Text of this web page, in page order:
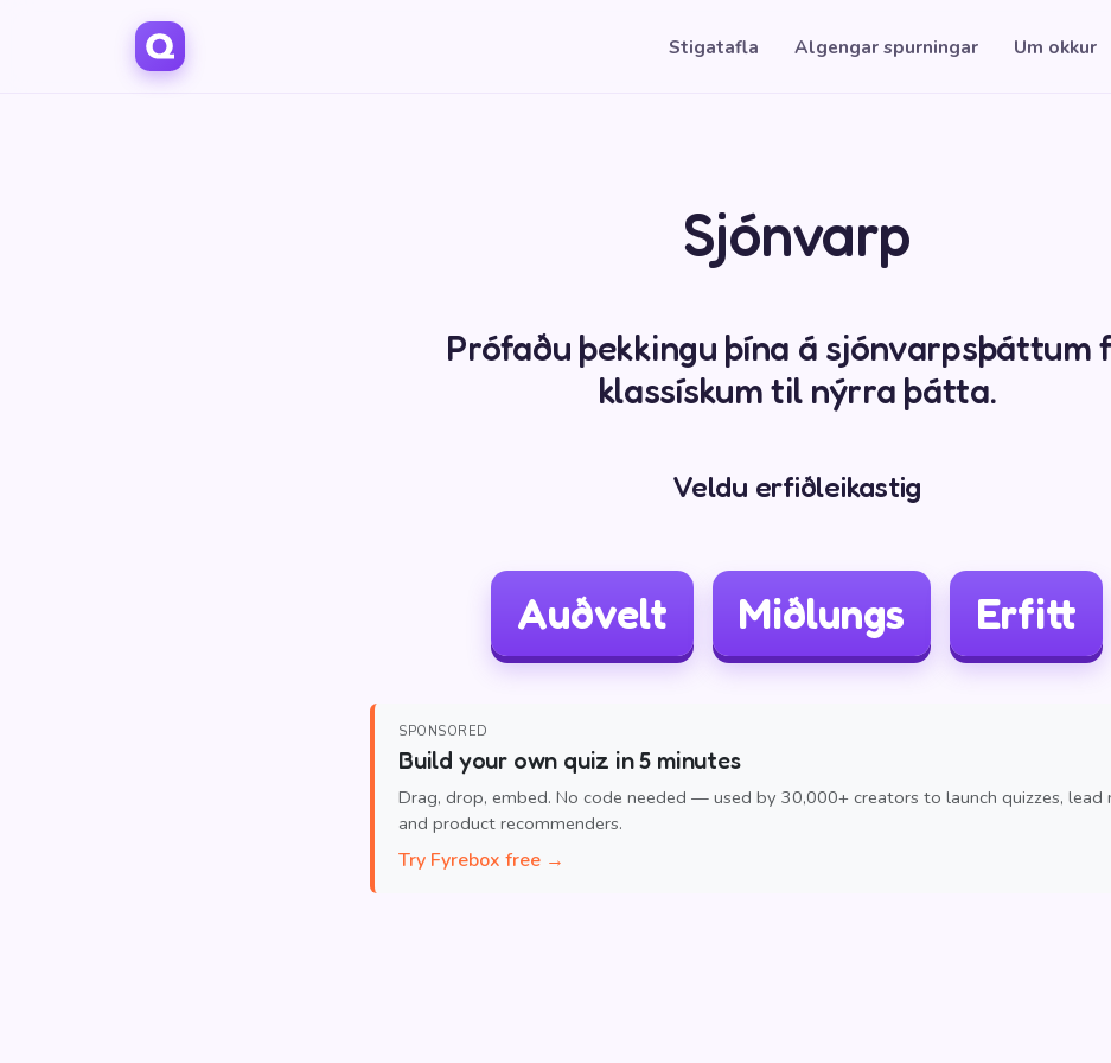
Stigatafla Algengar spurningar Um okkur
Sjónvarp
Prófaðu þekkingu þína á sjónvarpsþáttum
klassískum til nýrra þátta.
Veldu erfiðleikastig
Auðvelt Miðlungs Erfitt
SPONSORED
Build your own quiz in 5 minutes
Drag, drop, embed. No code needed — used by 30,000+ creators to launch quizzes, lead
and product recommenders.
Try Fyrebox free →